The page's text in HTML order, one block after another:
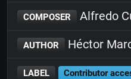
COMPOSER Alfredo
AUTHOR Héctor
LABEL Contributor